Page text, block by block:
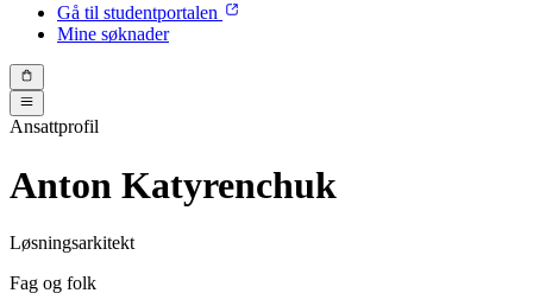
Gå til studentportalen
Mine søknader
Ansattprofil
Anton Katyrenchuk
Løsningsarkitekt
Fag og folk